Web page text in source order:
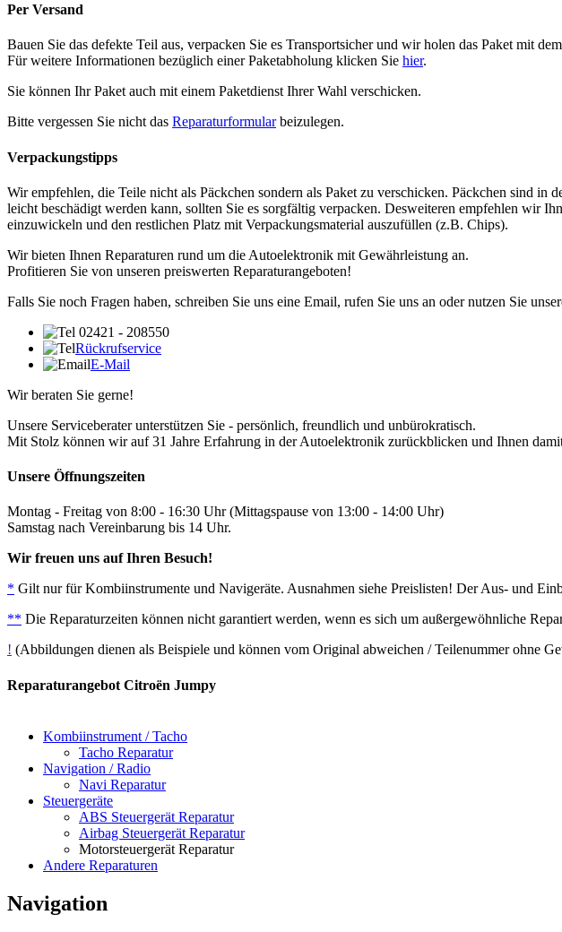
Per Versand
Bauen Sie das defekte Teil aus, verpacken Sie es Transportsicher und wir holen das Paket mit
Für weitere Informationen bezüglich einer Paketabholung klicken Sie hier.
Sie können Ihr Paket auch mit einem Paketdienst Ihrer Wahl verschicken.
Bitte vergessen Sie nicht das Reparaturformularbeizulegen.
Verpackungstipps
Wir empfehlen, die Teile nicht als Päckchen sondern als Paket zu verschicken. Päckchen sind
leicht beschädigt werden kann, sollten Sie es sorgfältig verpacken. Desweiteren empfehlen wir
einzuwickeln und den restlichen Platz mit Verpackungsmaterial auszufüllen (z.B. Chips).
Wir bieten Ihnen Reparaturen rund um die Autoelektronik mit Gewährleistung an.
Profitieren Sie von unseren preiswerten Reparaturangeboten!
Falls Sie noch Fragen haben, schreiben Sie uns eine Email, rufen Sie uns an oder nutzen Sie
02421 - 208550
Rückrufservice
E-Mail
Wir beraten Sie gerne!
Unsere Serviceberater unterstützen Sie - persönlich, freundlich und unbürokratisch.
Mit Stolz können wir auf 31 Jahre Erfahrung in der Autoelektronik zurückblicken und Ihnen
Unsere Öffnungszeiten
Montag - Freitag von 8:00 - 16:30 Uhr (Mittagspause von 13:00 - 14:00 Uhr)
Samstag nach Vereinbarung bis 14 Uhr.
Wir freuen uns auf Ihren Besuch!
* Gilt nur für Kombiinstrumente und Navigeräte. Ausnahmen siehe Preislisten! Der Aus- und
** Die Reparaturzeiten können nicht garantiert werden, wenn es sich um außergewöhnliche
! (Abbildungen dienen als Beispiele und können vom Original abweichen / Teilenummer ohne
Reparaturangebot Citroën Jumpy
Kombiinstrument / Tacho
Tacho Reparatur
Navigation / Radio
Navi Reparatur
Steuergeräte
ABS Steuergerät Reparatur
Airbag Steuergerät Reparatur
Motorsteuergerät Reparatur
Andere Reparaturen
Navigation